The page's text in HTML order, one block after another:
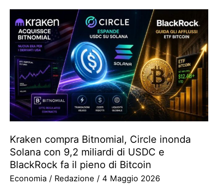
Kraken compra Bitnomial, Circle inonda
Solana con 9,2 miliardi di USDC e
BlackRock fa il pieno di Bitcoin
Economia / Redazione / 4 Maggio 2026